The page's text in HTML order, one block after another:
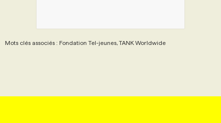
Mots clés associés : Fondation Tel-jeunes, TANK Worldwide